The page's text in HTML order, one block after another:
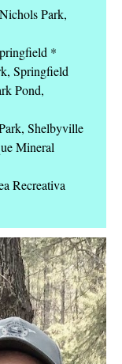
Park,
*
Springfield
Pond,
Shelbyville
Mineral
Recreativa